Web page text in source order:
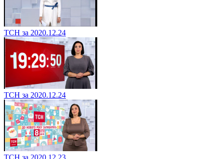
ТСН за 2020.12.24
ТСН за 2020.12.24
ТСН за 2020.12.23